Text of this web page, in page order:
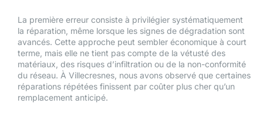
La première erreur consiste à privilégier systématiquement
la réparation, même lorsque les signes de dégradation sont
avancés. Cette approche peut sembler économique à court
terme, mais elle ne tient pas compte de la vétusté des
matériaux, des risques d’infiltration ou de la non-conformité
du réseau. À Villecresnes, nous avons observé que certaines
réparations répétées finissent par coûter plus cher qu’un
remplacement anticipé.